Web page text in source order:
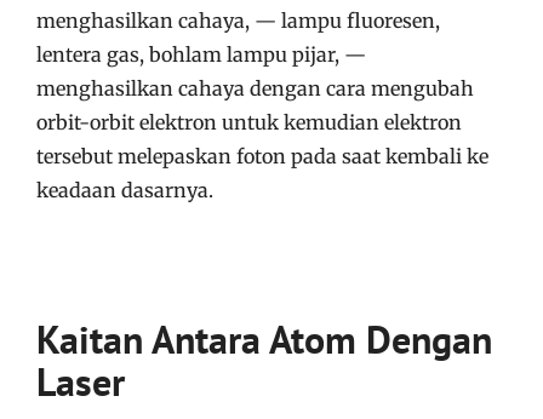
menghasilkan cahaya, — lampu fluoresen,
lentera gas, bohlam lampu pijar, —
menghasilkan cahaya dengan cara mengubah
orbit-orbit elektron untuk kemudian elektron
tersebut melepaskan foton pada saat kembali ke
keadaan dasarnya.
Kaitan Antara Atom Dengan
Laser